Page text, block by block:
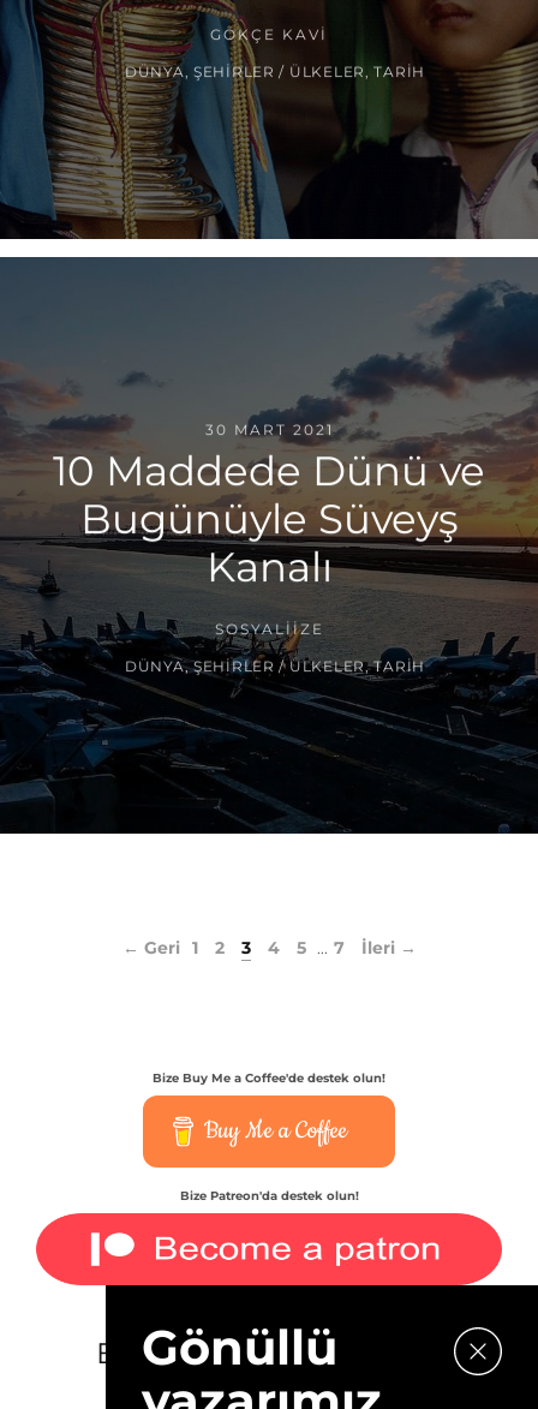
GÖKÇE KAVI
DÜNYA ,ŞEHIRLER / ÜLKELER ,TARIH
30 MART 2021
10 Maddede Dünü ve
Bugünüyle Süveyş
Kanalı
SOSYALIIZE
DÜNYA,ŞEHIRLER / ÜLKELER,TARIH
← Geri 1 2 3 4 5 ... 7 İleri →
Bize Buy Me a Coffee'de destek olun!
Buy Me a Coffee
Bize Patreon'da destek olun!
E-bültenimize kaydolun.
Gönüllü